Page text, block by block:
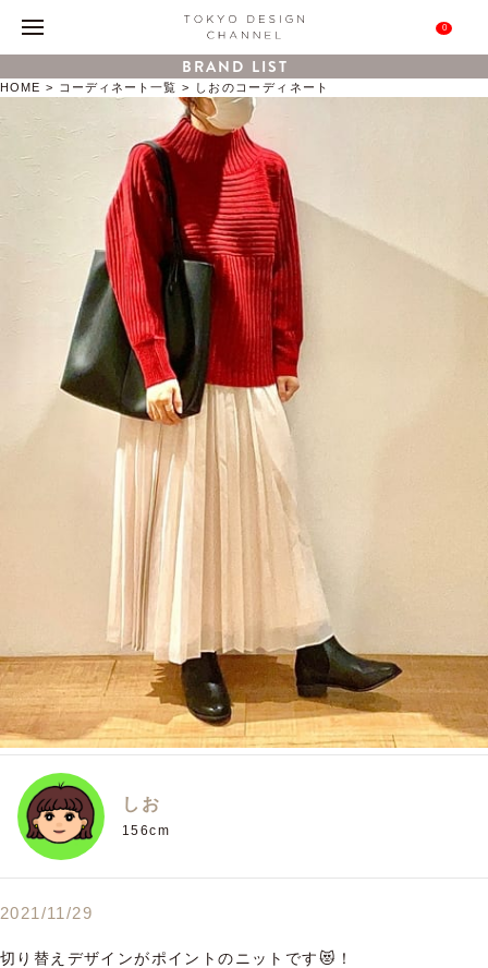
0
BRAND LIST
HOME コーディネート一覧 しおのコーディネート
しお
156cm
2021/11/29
切り替えデザインがポイントのニットです😻！